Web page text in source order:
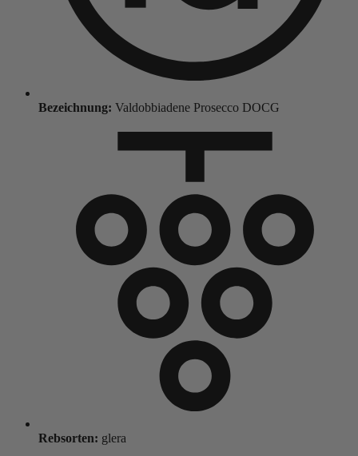
Bezeichnung: Valdobbiadene Prosecco DOCG
Rebsorten: glera